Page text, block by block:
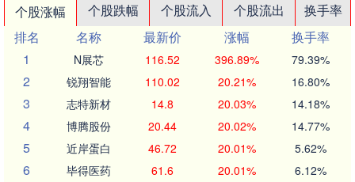
个股涨幅 个股跌幅 个股流入 个股流出
换手率
排名
名称 最新价 涨幅
换手率
1
N展芯 116.52 396.89% 79.39%
2 锐翔智能 110.02 20.21% 16.80%
3 志特新材 14.8 20.03% 14.18%
4 博腾股份 20.44 20.02% 14.77%
5 近岸蛋白 46.72 20.01% 5.62%
6 毕得医药 61.6 20.01% 6.12%